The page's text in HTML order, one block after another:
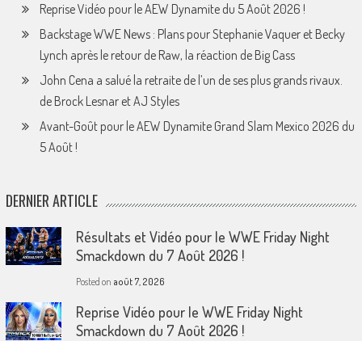
Reprise Vidéo pour le AEW Dynamite du 5 Août 2026 !
Backstage WWE News : Plans pour Stephanie Vaquer et Becky
Lynch après le retour de Raw, la réaction de Big Cass
John Cena a salué la retraite de l’un de ses plus grands rivaux.
de Brock Lesnar et AJ Styles
Avant-Goût pour le AEW Dynamite Grand Slam Mexico 2026 du
5 Août !
DERNIER ARTICLE
Résultats et Vidéo pour le WWE Friday Night
Smackdown du 7 Août 2026 !
Posted on août 7, 2026
Reprise Vidéo pour le WWE Friday Night
Smackdown du 7 Août 2026 !